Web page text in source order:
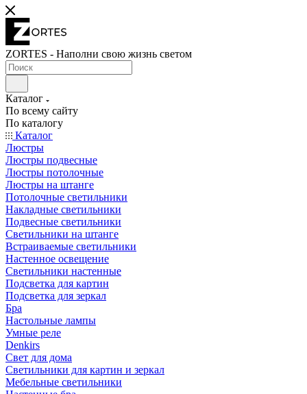
ZORTES - Наполни свою жизнь светом
Каталог
По всему сайту
По каталогу
Каталог
Люстры
Люстры подвесные
Люстры потолочные
Люстры на штанге
Потолочные светильники
Накладные светильники
Подвесные светильники
Светильники на штанге
Встраиваемые светильники
Настенное освещение
Светильники настенные
Подсветка для картин
Подсветка для зеркал
Бра
Настольные лампы
Умные реле
Denkirs
Свет для дома
Светильники для картин и зеркал
Мебельные светильники